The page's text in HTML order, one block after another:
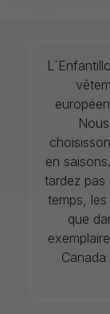
en
tardez pas
temps,
que